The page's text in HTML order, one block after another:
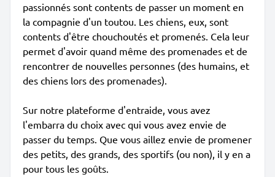
passionnés sont contents de passer un moment en
la compagnie d'un toutou. Les chiens, eux, sont
contents d'être chouchoutés et promenés. Cela leur
permet d'avoir quand même des promenades et de
rencontrer de nouvelles personnes (des humains, et
des chiens lors des promenades).
Sur notre plateforme d'entraide, vous avez
l'embarra du choix avec qui vous avez envie de
passer du temps. Que vous aillez envie de promener
des petits, des grands, des sportifs (ou non), il y en a
pour tous les goûts.